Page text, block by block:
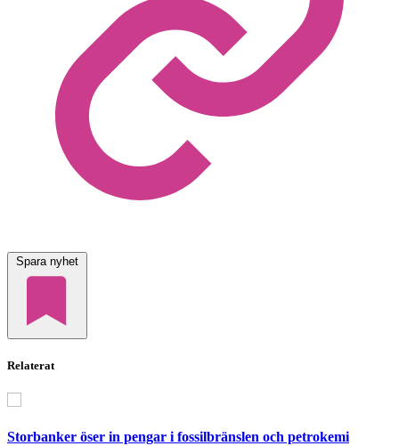
Spara nyhet
Relaterat
Storbanker öser in pengar i fossilbränslen och petrokemi